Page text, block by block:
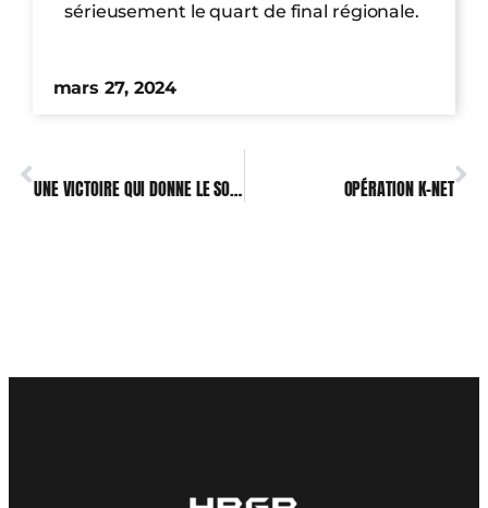
sérieusement le quart de final régionale.
mars 27, 2024
UNE VICTOIRE QUI DONNE LE SOURIRE !
OPÉRATION K-NET